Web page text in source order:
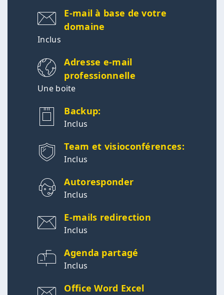
E-mail à base de votre
domaine
Inclus
Adresse e-mail
professionnelle
Une boite
Backup:
Inclus
Team et visioconférences:
Inclus
Autoresponder
Inclus
E-mails redirection
Inclus
Agenda partagé
Inclus
Office Word Excel